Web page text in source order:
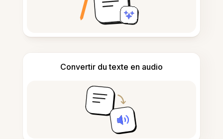
Convertir du texte en audio